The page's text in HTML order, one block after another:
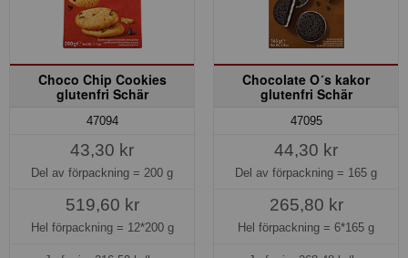
Choco Chip Cookies
glutenfri Schär
47094
43,30 kr
Del av förpackning = 200 g
519,60 kr
Hel förpackning = 12*200 g
Chocolate O´s kakor
glutenfri Schär
47095
44,30 kr
Del av förpackning = 165 g
265,80 kr
Hel förpackning = 6*165 g